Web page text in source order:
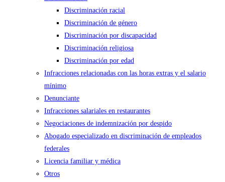
Discriminación racial
Discriminación de género
Discriminación por discapacidad
Discriminación religiosa
Discriminación por edad
Infracciones relacionadas con las horas extras y el salario
mínimo
Denunciante
Infracciones salariales en restaurantes
Negociaciones de indemnización por despido
Abogado especializado en discriminación de empleados
federales
Licencia familiar y médica
Otros